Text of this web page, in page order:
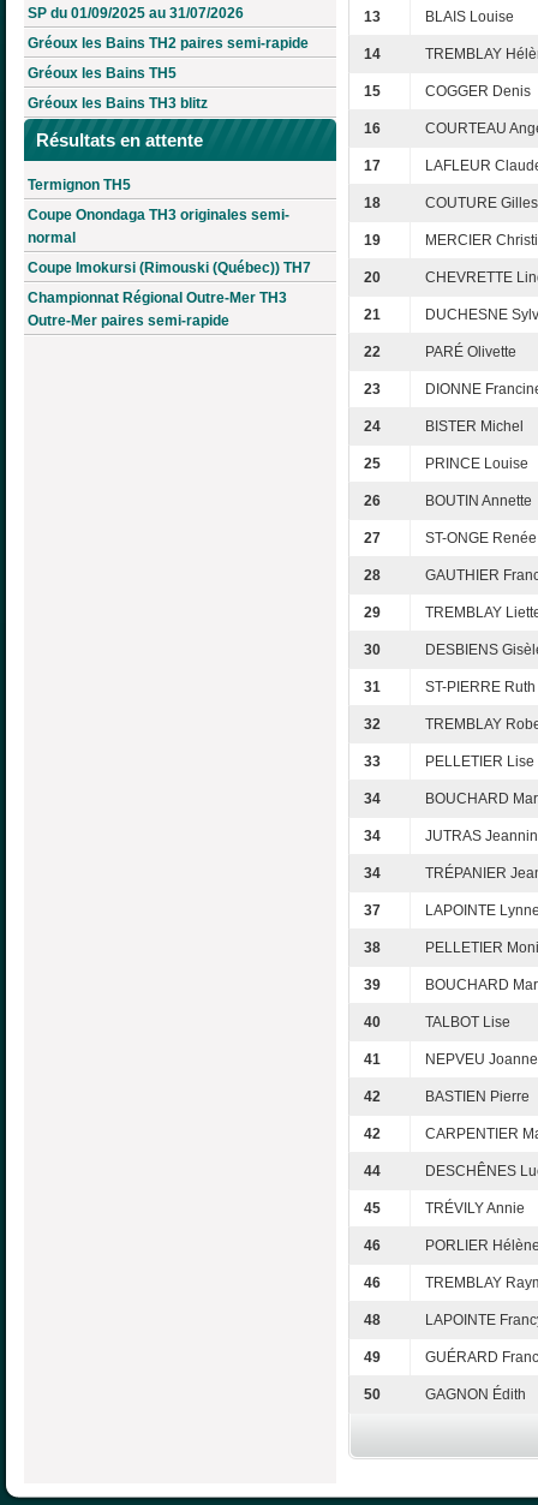
SP du 01/09/2025 au 31/07/2026
Gréoux les Bains TH2 paires semi-rapide
Gréoux les Bains TH5
Gréoux les Bains TH3 blitz
Résultats en attente
Termignon TH5
Coupe Onondaga TH3 originales semi-
normal
Coupe Imokursi (Rimouski (Québec)) TH7
Championnat Régional Outre-Mer TH3
Outre-Mer paires semi-rapide
13 BLAIS Louise
14 TREMBLAY
15 COGGER Denis
16 COURTEAU
17 LAFLEUR
18 COUTURE Gilles
19 MERCIER
20 CHEVRETTE
21 DUCHESNE
22 PARÉ Olivette
23 DIONNE
24 BISTER Michel
25 PRINCE Louise
26 BOUTIN Annette
27 ST-ONGE Renée
28 GAUTHIER
29 TREMBLAY
30 DESBIENS
31 ST-PIERRE Ruth
32 TREMBLAY
33 PELLETIER Lise
34 BOUCHARD
34 JUTRAS
34 TRÉPANIER
37 LAPOINTE
38 PELLETIER
39 BOUCHARD
40 TALBOT Lise
41 NEPVEU Joanne
42 BASTIEN Pierre
42 CARPENTIER
44 DESCHÊNES
45 TRÉVILY Annie
46 PORLIER
46 TREMBLAY
48 LAPOINTE
49 GUÉRARD
50 GAGNON Édith